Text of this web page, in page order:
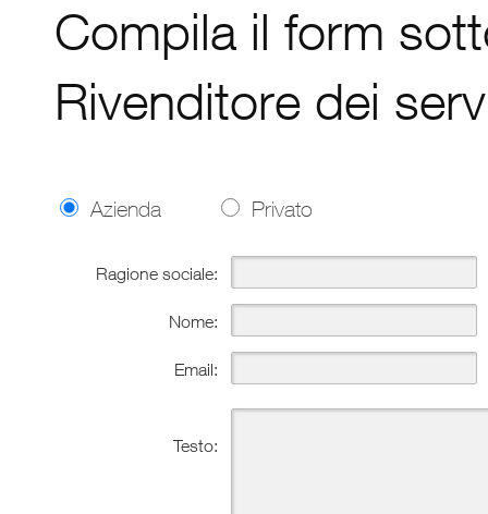
Compila il form
Rivenditore dei
Azienda Privato
Ragione sociale:
Nome:
Email:
Testo: